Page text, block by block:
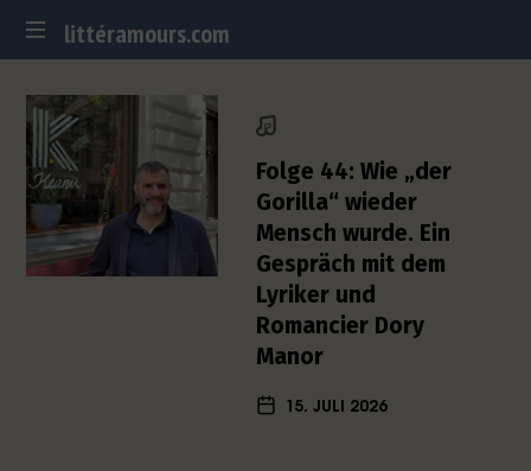
littéramours.com
littéramours.com
e
u
t
s
h
-
Folge 44: Wie „der
Gorilla“ wieder
Mensch wurde. Ein
Gespräch mit dem
Lyriker und
Romancier Dory
Manor
15. JULI 2026